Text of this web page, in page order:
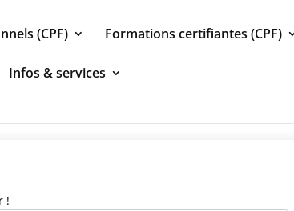
(CPF) Formations certifiantes (CPF)
Infos & services
!